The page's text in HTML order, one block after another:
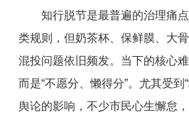
知行脱节是最普遍的治理痛
类规则，但奶茶杯、保鲜膜、大
混投问题依旧频发。当下的核心难
而是“不愿分、懒得分”。尤其受到
舆论的影响，不少市民心生懈怠